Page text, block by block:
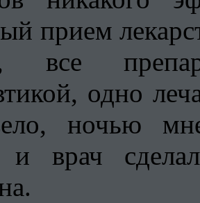
прием
все
одно
ночью
врач